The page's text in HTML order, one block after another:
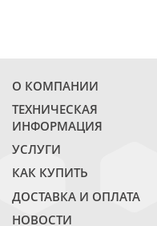
О КОМПАНИИ
ТЕХНИЧЕСКАЯ
ИНФОРМАЦИЯ
УСЛУГИ
КАК КУПИТЬ
ДОСТАВКА И ОПЛАТА
НОВОСТИ